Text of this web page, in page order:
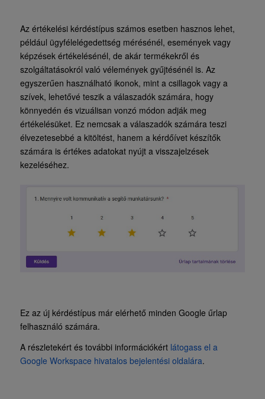
Az értékelési kérdéstípus számos esetben hasznos lehet,
például ügyfélelégedettség mérésénél, események vagy
képzések értékelésénél, de akár termékekről és
szolgáltatásokról való vélemények gyűjtésénél is. Az
egyszerűen használható ikonok, mint a csillagok vagy a
szívek, lehetővé teszik a válaszadók számára, hogy
könnyedén és vizuálisan vonzó módon adják meg
értékelésüket. Ez nemcsak a válaszadók számára teszi
élvezetesebbé a kitöltést, hanem a kérdőívet készítők
számára is értékes adatokat nyújt a visszajelzések
kezeléséhez.
Ez az új kérdéstípus már elérhető minden Google űrlap
felhasználó számára.
A részletekért és további információkért látogass el a
Google Workspace hivatalos bejelentési oldalára.